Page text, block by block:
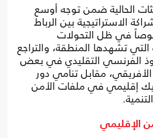
الحالية ضمن توجه أوسع
الاستراتيجية بين الرباط
في ظل التحولات
تشهدها المنطقة، والتراجع
الفرنسي التقليدي في بعض
مقابل تنامي دور
إقليمي في ملفات الأمن
الإقليمي